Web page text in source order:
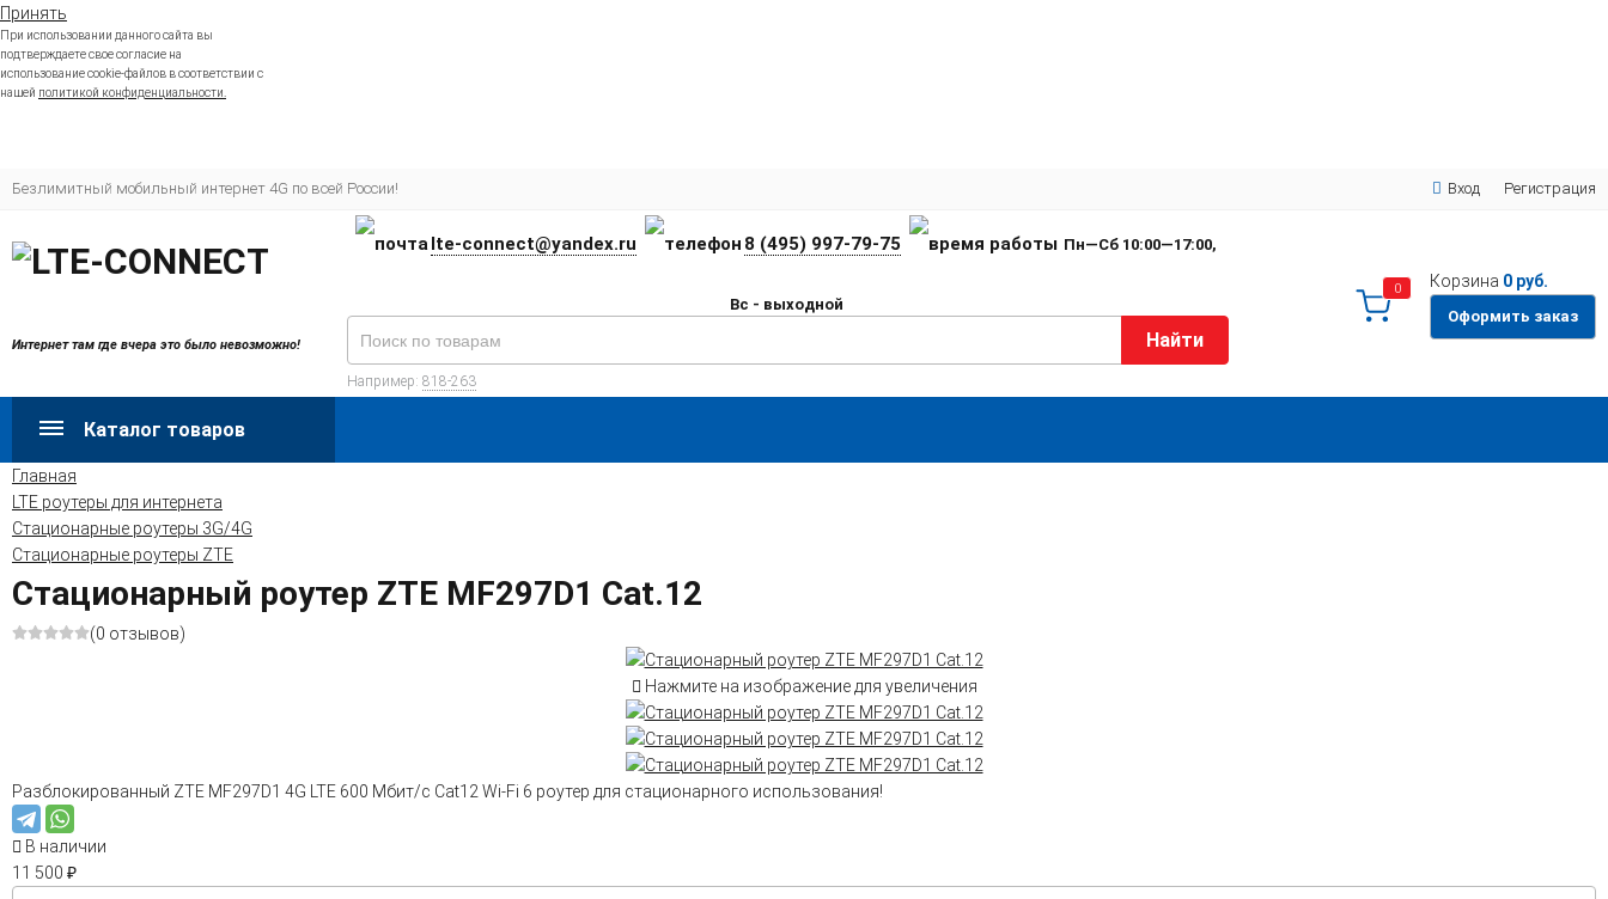
Принять
При использовании данного сайта вы
подтверждаете свое согласие на
использование cookie-файлов в соответствии с
нашей политикой конфиденциальности.
Безлимитный мобильный интернет 4G по всей России! Вход Регистрация
Интернет там где вчера это было невозможно!
lte-connect@yandex.ru 8 (495) 997-79-75 Пн—Сб 10:00—17:00,
Вс - выходной
Найти
Например: 818-263
0 Корзина 0 руб.
Оформить заказ
Каталог товаров
Главная
LTE роутеры для интернета
Стационарные роутеры 3G/4G
Стационарные роутеры ZTE
Стационарный роутер ZTE MF297D1 Cat.12
(0 отзывов)
Нажмите на изображение для увеличения
Разблокированный ZTE MF297D1 4G LTE 600 Мбит/с Cat12 Wi-Fi 6 роутер для стационарного использования!
В наличии
11 500 ₽